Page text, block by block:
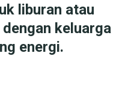
liburan atau
keluarga
energi.